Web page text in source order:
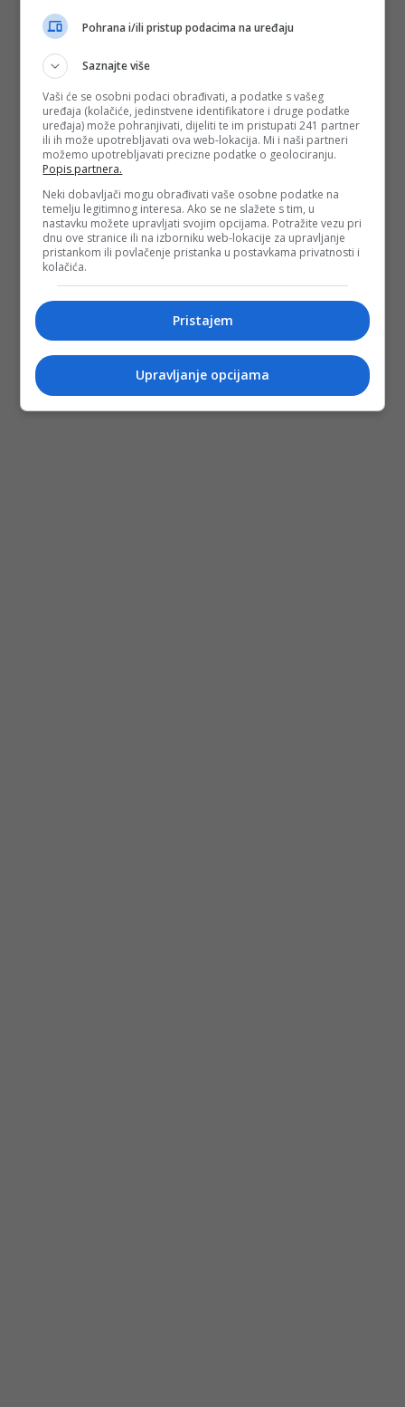
Pohrana i/ili pristup podacima na uređaju
Saznajte više
Vaši će se osobni podaci obrađivati, a podatke s vašeg
uređaja (kolačiće, jedinstvene identifikatore i druge podatke
uređaja) može pohranjivati, dijeliti te im pristupati 241 partner
ili ih može upotrebljavati ova web-lokacija. Mi i naši partneri
možemo upotrebljavati precizne podatke o geolociranju.
Popis partnera.
Neki dobavljači mogu obrađivati vaše osobne podatke na
temelju legitimnog interesa. Ako se ne slažete s tim, u
nastavku možete upravljati svojim opcijama. Potražite vezu pri
dnu ove stranice ili na izborniku web-lokacije za upravljanje
pristankom ili povlačenje pristanka u postavkama privatnosti i
kolačića.
Pristajem
Upravljanje opcijama